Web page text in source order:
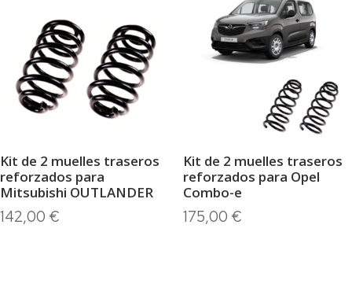
Kit de 2 muelles traseros
reforzados para
Mitsubishi OUTLANDER
142,00 €
Kit de 2 muelles traseros
reforzados para Opel
Combo-e
175,00 €